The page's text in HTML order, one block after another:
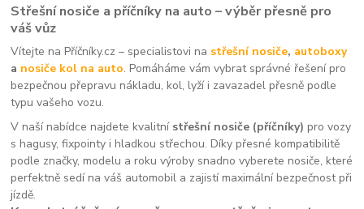
Střešní nosiče a příčníky na auto – výběr přesně pro
váš vůz
Vítejte na Příčníky.cz – specialistovi na střešní nosiče, autoboxy
a nosiče kol na auto. Pomáháme vám vybrat správné řešení pro
bezpečnou přepravu nákladu, kol, lyží i zavazadel přesně podle
typu vašeho vozu.
V naší nabídce najdete kvalitní střešní nosiče (příčníky) pro vozy
s hagusy, fixpointy i hladkou střechou. Díky přesné kompatibilitě
podle značky, modelu a roku výroby snadno vyberete nosiče, které
perfektně sedí na váš automobil a zajistí maximální bezpečnost při
jízdě.